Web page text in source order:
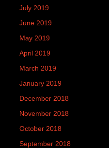
July 2019
June 2019
May 2019
April 2019
March 2019
January 2019
December 2018
November 2018
October 2018
September 2018